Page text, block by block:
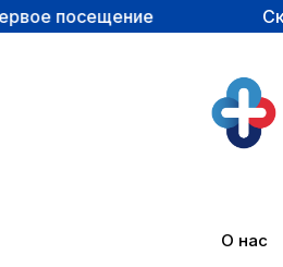
Скидка
О нас